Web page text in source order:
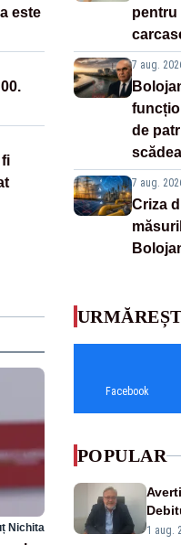
este
pentru
7 aug.
de
scădea
7 aug.
Criza
Nichita
Facebook
POPULAR
1 aug.